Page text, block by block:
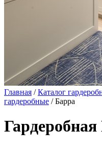
Главная /Каталог
гардеробные / Барра